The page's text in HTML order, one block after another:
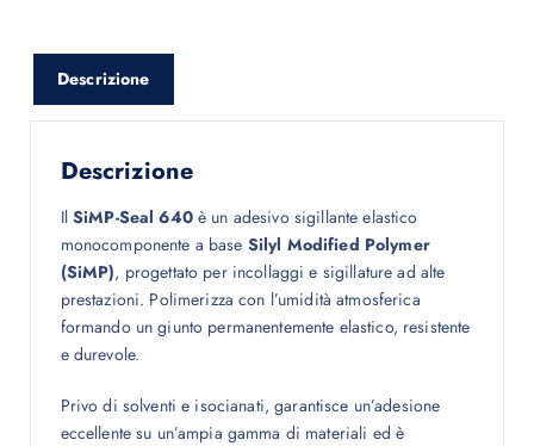
Descrizione
Descrizione
IlSiMP-Seal 640è un adesivo sigillante elastico
monocomponente a base Silyl Modified Polymer
(SiMP), progettato per incollaggi e sigillature ad alte
prestazioni. Polimerizza con l’umidità atmosferica
formando un giunto permanentemente elastico, resistente
e durevole.
Privo di solventi e isocianati, garantisce un’adesione
eccellente su un’ampia gamma di materiali ed è